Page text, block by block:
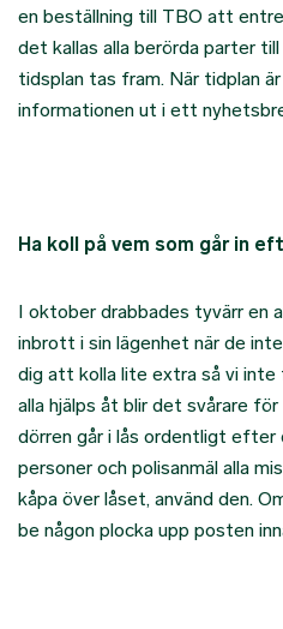
en beställning till TBO att
det kallas alla berörda parter
tidsplan tas fram. När tidplan
informationen ut i ett
Ha koll på vem som går in
I oktober drabbades tyvärr en
inbrott i sin lägenhet när de
dig att kolla lite extra så vi inte
alla hjälps åt blir det svårare
dörren går i lås ordentligt efter
personer och polisanmäl alla
kåpa över låset, använd den.
be någon plocka upp posten